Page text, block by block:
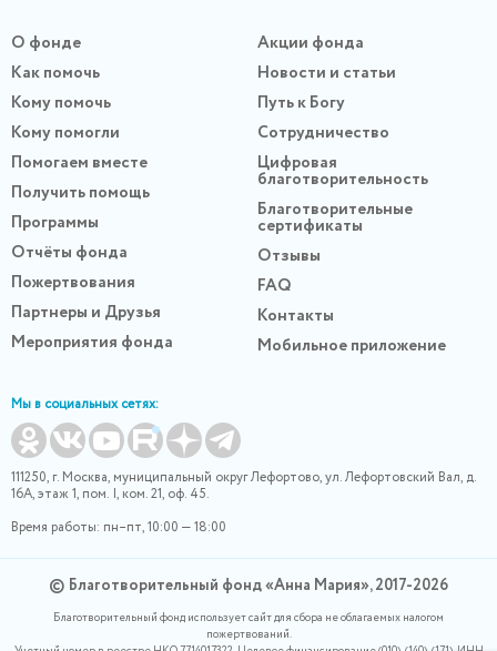
О фонде
Как помочь
Кому помочь
Кому помогли
Помогаем вместе
Получить помощь
Программы
Отчёты фонда
Пожертвования
Партнеры и Друзья
Мероприятия фонда
Акции фонда
Новости и статьи
Путь к Богу
Сотрудничество
Цифровая
благотворительность
Благотворительные
сертификаты
Отзывы
FAQ
Контакты
Мобильное приложение
Мы в социальных сетях:
111250, г. Москва, муниципальный округ Лефортово, ул. Лефортовский Вал, д.
16А, этаж 1, пом. I, ком. 21, оф. 45.
Время работы: пн–пт, 10:00 — 18:00
© Благотворительный фонд «Анна Мария», 2017-2026
Благотворительный фонд использует сайт для сбора не облагаемых налогом
пожертвований.